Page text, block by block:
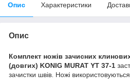
Опис Характеристики
Опис
Комплект ножів зачисних
(довгих) KONIG MURAT YT 37-1
зачистки швів. Ножі